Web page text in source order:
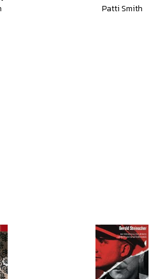
Patti Smith